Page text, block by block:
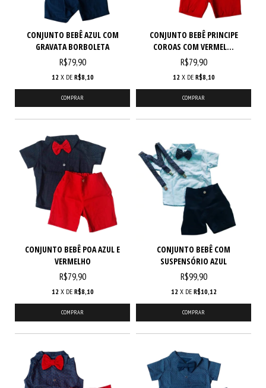
CONJUNTO BEBÊ AZUL COM
GRAVATA BORBOLETA
R$79,90
12 X DE R$8,10
COMPRAR
CONJUNTO BEBÊ PRINCIPE
COROAS COM VERMEL...
R$79,90
12 X DE R$8,10
COMPRAR
CONJUNTO BEBÊ POA AZUL E
VERMELHO
R$79,90
12 X DE R$8,10
COMPRAR
CONJUNTO BEBÊ COM
SUSPENSÓRIO AZUL
R$99,90
12 X DE R$10,12
COMPRAR